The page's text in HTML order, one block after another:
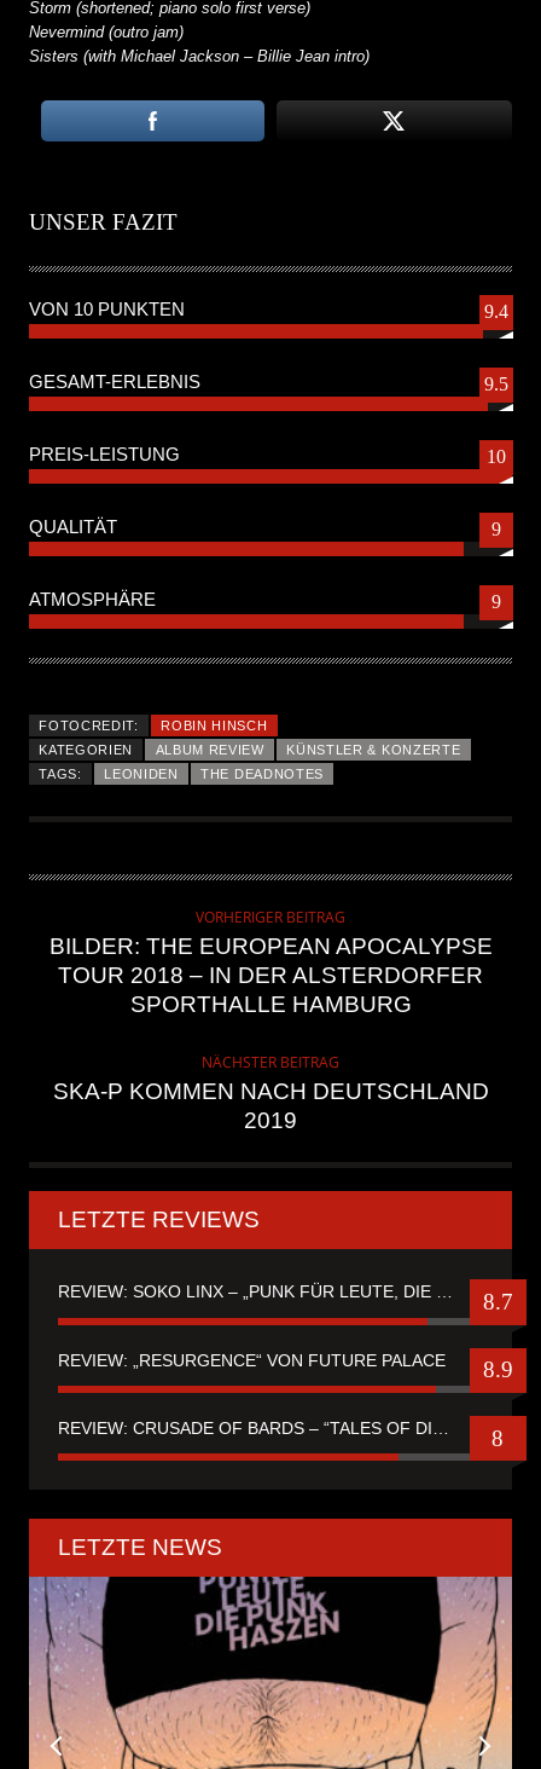
Storm (shortened; piano solo first verse)
Nevermind (outro jam)
Sisters (with Michael Jackson – Billie Jean intro)
UNSER FAZIT
VON 10 PUNKTEN 9.4
GESAMT-ERLEBNIS 9.5
PREIS-LEISTUNG 10
QUALITÄT 9
ATMOSPHÄRE 9
FOTOCREDIT:
ROBIN HINSCH
KATEGORIEN
ALBUM REVIEW
KÜNSTLER & KONZERTE
TAGS:
LEONIDEN THE DEADNOTES
VORHERIGER BEITRAG
BILDER: THE EUROPEAN APOCALYPSE
TOUR 2018 – IN DER ALSTERDORFER
SPORTHALLE HAMBURG
NÄCHSTER BEITRAG
SKA-P KOMMEN NACH DEUTSCHLAND
2019
LETZTE REVIEWS
REVIEW: SOKO LINX – „PUNK FÜR LEUTE, DIE PUNK HASZEN“ 8.7
REVIEW: „RESURGENCE“ VON FUTURE PALACE 8.9
8
LETZTE NEWS